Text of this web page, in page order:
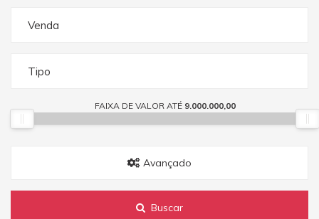
Venda
Tipo
FAIXA DE VALOR ATÉ 9.000.000,00
Avançado
Buscar